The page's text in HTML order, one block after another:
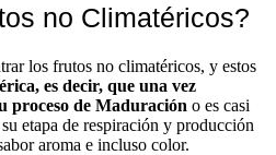
no Climatéricos?
los frutos no climatéricos, y estos
es decir, que una vez
proceso de Maduración o es casi
etapa de respiración y producción
aroma e incluso color.